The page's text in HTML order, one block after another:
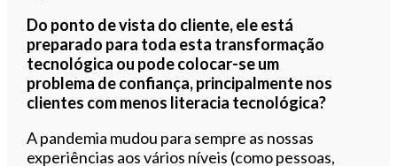
Do ponto de vista do cliente, ele está
preparado para toda esta transformação
tecnológica ou pode colocar-se um
problema de confiança, principalmente nos
clientes com menos literacia tecnológica?
A pandemia mudou para sempre as nossas
experiências aos vários níveis (como pessoas,